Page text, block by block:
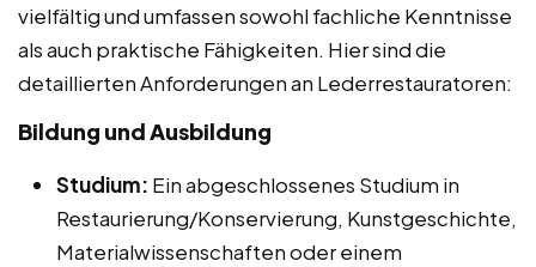
vielfältig und umfassen sowohl fachliche Kenntnisse
als auch praktische Fähigkeiten. Hier sind die
detaillierten Anforderungen an Lederrestauratoren:
Bildung und Ausbildung
Studium: Ein abgeschlossenes Studium in
Restaurierung/Konservierung, Kunstgeschichte,
Materialwissenschaften oder einem